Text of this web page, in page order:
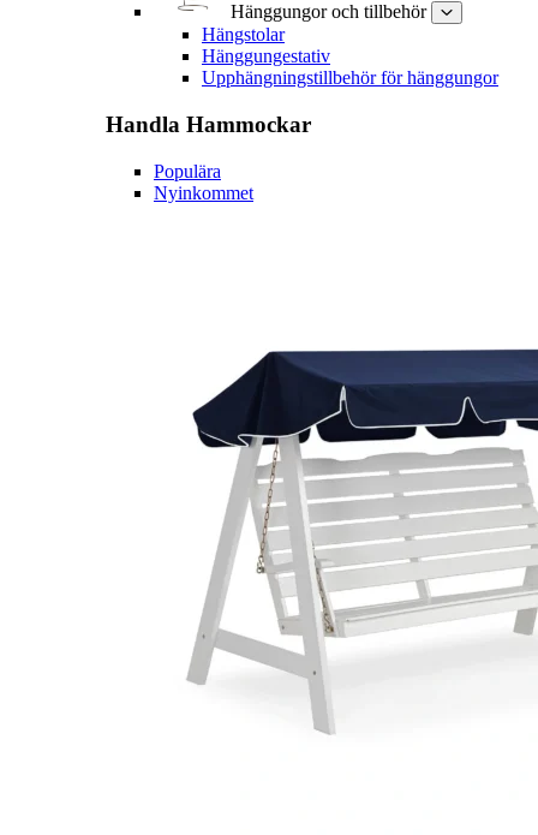
Hänggungor och tillbehör
Hängstolar
Hänggungestativ
Upphängningstillbehör för hänggungor
Handla Hammockar
Populära
Nyinkommet